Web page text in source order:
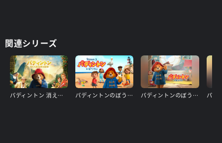
関連シリーズ
パディントン 消えた黄金郷の秘密 パディントンのぼうけん シーズン3 パディントンのぼうけん パデ